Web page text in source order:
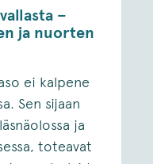
–
ja nuorten
ei kalpene
Sen sijaan
ja
toteavat